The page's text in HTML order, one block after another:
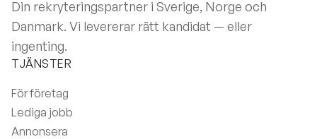
Din rekryteringspartner i Sverige, Norge och
Danmark. Vi levererar rätt kandidat — eller
ingenting.
TJÄNSTER
För företag
Lediga jobb
Annonsera